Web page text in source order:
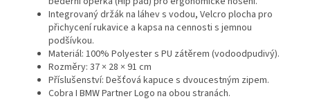
Integrovaný držák na láhev s vodou, Velcro plocha pro
přichycení rukavice a kapsa na cennosti s jemnou
podšívkou.
Materiál: 100% Polyester s PU zátěrem (vodoodpudivý).
Rozměry: 37 × 28 × 91 cm
Příslušenství: Dešťová kapuce s dvoucestným zipem.
Cobra I BMW Partner Logo na obou stranách.